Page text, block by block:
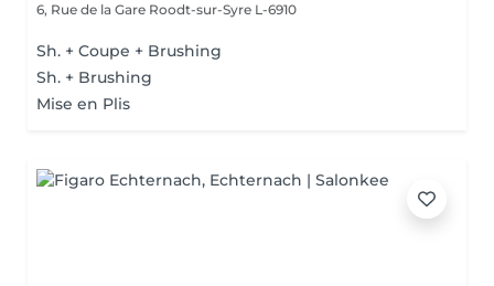
6, Rue de la Gare Roodt-sur-Syre L-6910
Sh. + Coupe + Brushing
Sh. + Brushing
Mise en Plis